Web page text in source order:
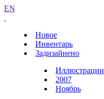
EN
Новое
Инвентарь
Задизайнено
Иллюстрации
2007
Ноябрь